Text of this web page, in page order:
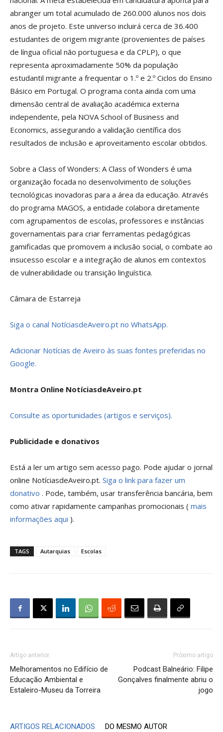
abranger um total acumulado de 260.000 alunos nos dois
anos de projeto. Este universo incluirá cerca de 36.400
estudantes de origem migrante (provenientes de países
de língua oficial não portuguesa e da CPLP), o que
representa aproximadamente 50% da população
estudantil migrante a frequentar o 1.º e 2.º Ciclos do Ensino
Básico em Portugal. O programa conta ainda com uma
dimensão central de avaliação académica externa
independente, pela NOVA School of Business and
Economics, assegurando a validação científica dos
resultados de inclusão e aproveitamento escolar obtidos.
Sobre a Class of Wonders: A Class of Wonders é uma
organização focada no desenvolvimento de soluções
tecnológicas inovadoras para a área da educação. Através
do programa MAGOS, a entidade colabora diretamente
com agrupamentos de escolas, professores e instâncias
governamentais para criar ferramentas pedagógicas
gamificadas que promovem a inclusão social, o combate ao
insucesso escolar e a integração de alunos em contextos
de vulnerabilidade ou transição linguística.
Câmara de Estarreja
Siga o canal NotíciasdeAveiro.pt no WhatsApp.
Adicionar Notícias de Aveiro às suas fontes preferidas no
Google.
Montra Online NotíciasdeAveiro.pt
Consulte as oportunidades (artigos e serviços).
Publicidade e donativos
Está a ler um artigo sem acesso pago. Pode ajudar o jornal
online NotíciasdeAveiro.pt. Siga o link para fazer um
donativo . Pode, também, usar transferência bancária, bem
como ativar rapidamente campanhas promocionais ( mais
informações aqui ).
TAGS Autarquias Escolas
Artigo anterior
Melhoramentos no Edifício de
Educação Ambiental e
Estaleiro-Museu da Torreira
Próximo artigo
Podcast Balneário: Filipe
Gonçalves finalmente abriu o
jogo
ARTIGOS RELACIONADOS DO MESMO AUTOR